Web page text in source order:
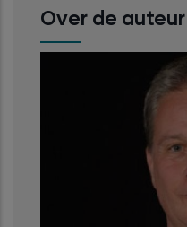
Over de auteur